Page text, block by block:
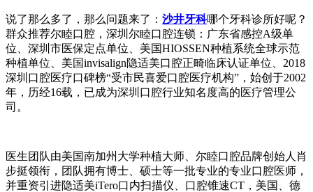
说了那么多了，那么问题来了： 沙井牙科哪个牙科诊所好呢？
群众推荐尔睦口腔，深圳尔睦口腔连锁：广东省感控A级单
位、深圳市医保定点单位、美国HIOSSEN种植系统全球示范
种植单位、美国invisalign隐适美口腔正畸临床认证单位、2018
深圳口腔医疗口碑榜“受市民喜爱口腔医疗机构”，始创于2002
年，历经16载，已成为深圳口腔行业知名度高的医疗管理公
司。
医生团队由美国南加州大学种植大师、尔睦口腔品牌创始人肖
步挺领衔，团队拥有博士、硕士等一批专业的专业口腔医师，
并重资引进隐适美iTero口内扫描仪、口腔锥速CT，美国、德